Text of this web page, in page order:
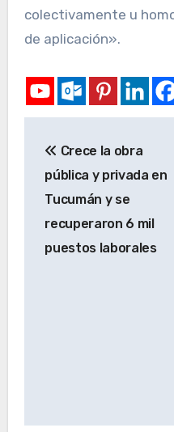
colectivamente u
de aplicación».
Crece la obra
pública y privada en
Tucumán y se
recuperaron 6 mil
puestos laborales